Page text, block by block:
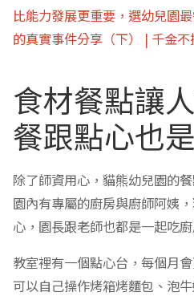
比能力發展更重要，選幼兒園
的真實事件分享（下） | 千金
食材餐點讓
餐跟點心也是
除了師資用心，貓熊幼兒園的
園內有專屬的廚房與廚師阿姨
心，園長跟老師也都是一起吃
教室裡有一個點心台，每個月
可以自己操作烤箱烤麵包、泡